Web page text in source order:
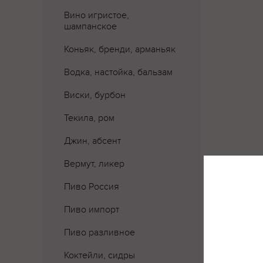
Вино игристое,
шампанское
Коньяк, бренди, арманьяк
Водка, настойка, бальзам
Виски, бурбон
Текила, ром
Джин, абсент
Вермут, ликер
Пиво Россия
Пиво импорт
Пиво разливное
Коктейли, сидры